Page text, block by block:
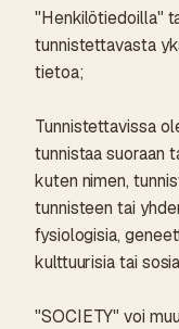
"Henkilötiedoilla"
tunnistettavasta
tietoa;
Tunnistettavissa
tunnistaa suoraan
kuten nimen,
tunnisteen tai
fysiologisia,
kulttuurisia tai
"SOCIETY" voi